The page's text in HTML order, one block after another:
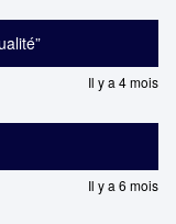
”
Il y a 4 mois
Il y a 6 mois